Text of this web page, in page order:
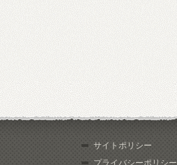
サイトポリシー
プライバシーポリシー